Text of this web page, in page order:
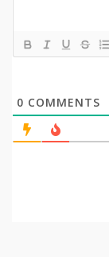
0 COMMENTS